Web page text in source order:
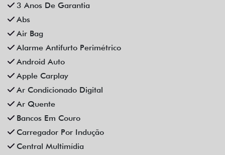
3 Anos De Garantia
Abs
Air Bag
Alarme Antifurto Perimétrico
Android Auto
Apple Carplay
Ar Condicionado Digital
Ar Quente
Bancos Em Couro
Carregador Por Indução
Central Multimídia